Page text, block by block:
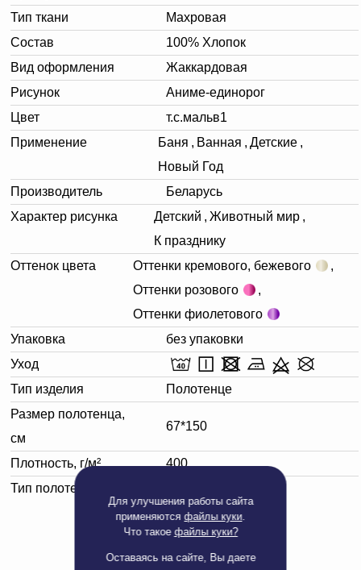
Для улучшения работы сайта
применяютсяфайлы куки.
Что такое файлы куки?
Оставаясь на сайте, Вы даете
Тип ткани
Махровая
Состав
100% Хлопок
Вид оформления
Жаккардовая
Рисунок
Аниме-единорог
Цвет
т.с.мальв1
Применение
Баня , Ванная , Детские ,
Новый Год
Производитель
Беларусь
Характер рисунка
Детский , Животный мир ,
К празднику
Оттенок цвета
Оттенки кремового, бежевого
,
Оттенки розового
,
Оттенки фиолетового
Упаковка
без упаковки
Уход
Тип изделия
Полотенце
Размер полотенца,
см
67*150
Плотность, г/м²
400
Тип полотенца